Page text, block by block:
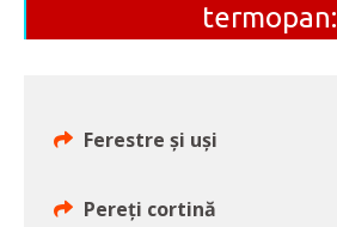
termopan:
Ferestre și uși
Pereți cortină